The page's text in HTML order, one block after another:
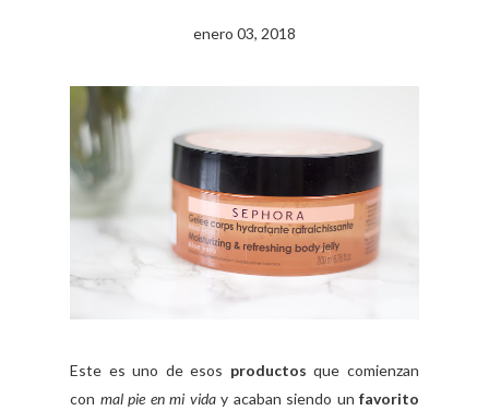
enero 03, 2018
Este es uno de esos productos que comienzan
con mal pie en mi vida y acaban siendo un favorito